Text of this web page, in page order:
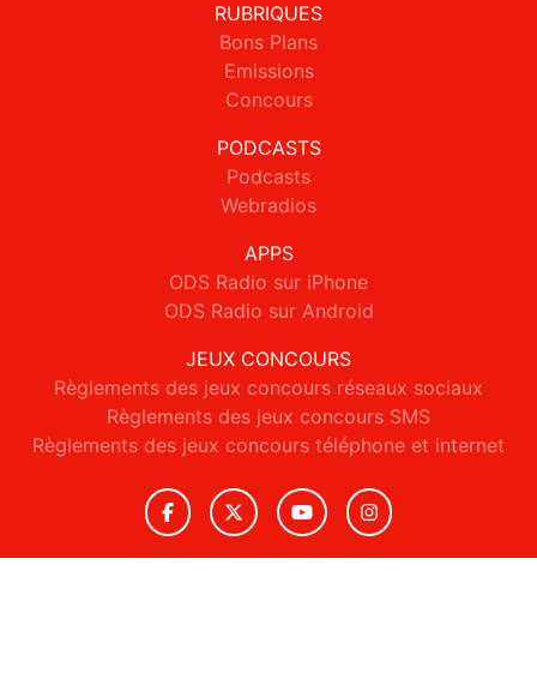
RUBRIQUES
Bons Plans
Emissions
Concours
PODCASTS
Podcasts
Webradios
APPS
ODS Radio sur iPhone
ODS Radio sur Android
JEUX CONCOURS
Règlements des jeux concours réseaux sociaux
Règlements des jeux concours SMS
Règlements des jeux concours téléphone et internet